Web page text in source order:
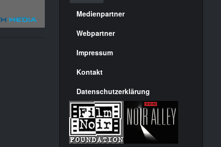
Menülinks
rechte
Seite
Medienpartner
Webpartner
Impressum
Kontakt
Datenschutzerklärung